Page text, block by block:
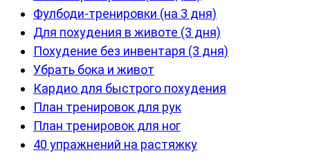
Фулбоди-тренировки (на 3 дня)
Для похудения в животе (3 дня)
Похудение без инвентаря (3 дня)
Убрать бока и живот
Кардио для быстрого похудения
План тренировок для рук
План тренировок для ног
40 упражнений на растяжку